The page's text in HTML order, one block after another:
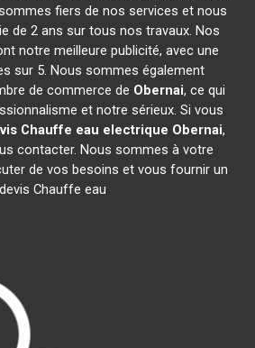
fiers de nos services et nous
de 2 ans sur tous nos travaux. Nos
notre meilleure publicité, avec une
sur 5. Nous sommes également
de commerce de Obernai, ce qui
et notre sérieux. Si vous
Chauffe eau electrique Obernai,
contacter. Nous sommes à votre
de vos besoins et vous fournir un
devis Chauffe eau